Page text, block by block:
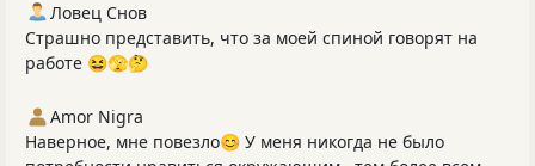
Ловец Снов
Страшно представить, что за моей спиной говорят на
работе 😆🫣🤔
Amor Nigra
Наверное, мне повезло😊 У меня никогда не было